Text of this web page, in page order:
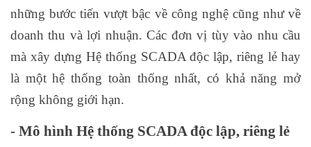
những bước tiến vượt bậc về công nghệ cũng như về
doanh thu và lợi nhuận. Các đơn vị tùy vào nhu cầu
mà xây dựng Hệ thống SCADA độc lập, riêng lẻ hay
là một hệ thống toàn thống nhất, có khả năng mở
rộng không giới hạn.
- Mô hình Hệ thống SCADA độc lập, riêng lẻ